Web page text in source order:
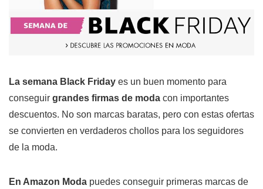
La semana Black Friday es un buen momento para
conseguir grandes firmas de moda con importantes
descuentos. No son marcas baratas, pero con estas ofertas
se convierten en verdaderos chollos para los seguidores
de la moda.
En Amazon Moda puedes conseguir primeras marcas de